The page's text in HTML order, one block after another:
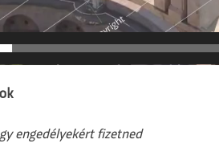
engedélyekért fizetned